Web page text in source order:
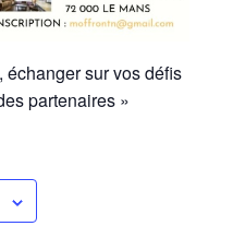
échanger sur vos défis
partenaires »